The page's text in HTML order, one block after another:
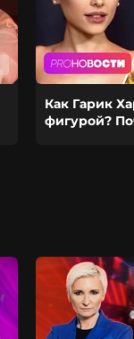
Как Гарик
фигурой?